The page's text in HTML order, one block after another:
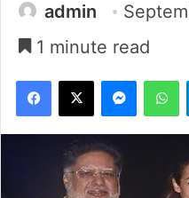
admin
1 minute read
Facebook
X